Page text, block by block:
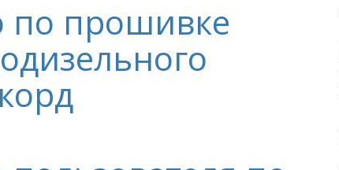
по прошивке